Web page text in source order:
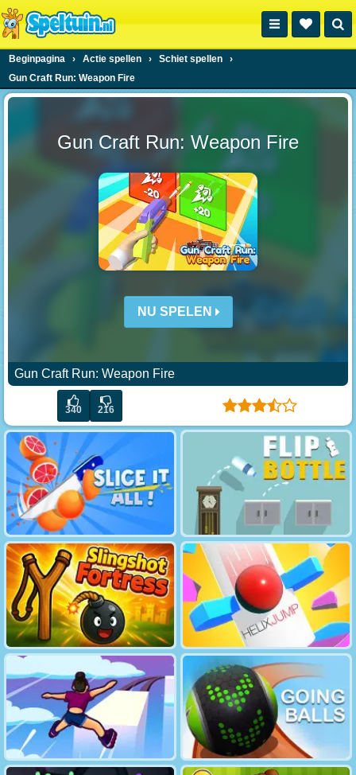
Beginpagina › Actie spellen › Schiet spellen
›
Gun Craft Run: Weapon Fire
Gun Craft Run: Weapon Fire
NU SPELEN
Gun Craft Run: Weapon Fire
340 216